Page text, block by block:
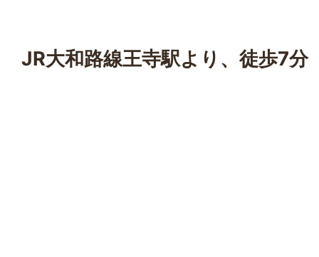
JR大和路線王寺駅より、徒歩7分